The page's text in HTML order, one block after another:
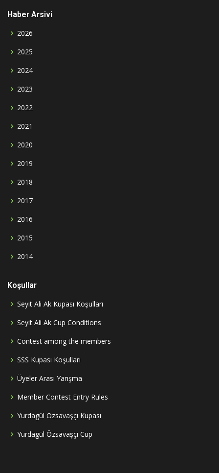
Haber Arsivi
2026
2025
2024
2023
2022
2021
2020
2019
2018
2017
2016
2015
2014
Koşullar
Seyit Ali Ak Kupası Koşulları
Seyit Ali Ak Cup Conditions
Contest among the members
SSS Kupası Koşulları
Üyeler Arası Yarışma
Member Contest Entry Rules
Yurdagül Özsavaşçı Kupası
Yurdagül Özsavaşçı Cup